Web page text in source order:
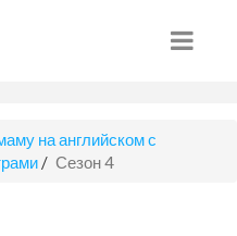
на английском с
/ Сезон 4